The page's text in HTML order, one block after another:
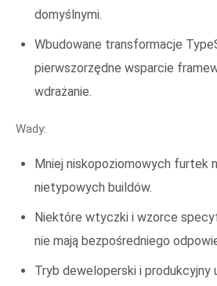
domyślnymi.
Wbudowane transformacje
pierwszorzędne wsparcie
wdrażanie.
Wady:
Mniej niskopoziomowych furtek
nietypowych buildów.
Niektóre wtyczki i wzorce
nie mają bezpośredniego
Tryb deweloperski i produkcyjny